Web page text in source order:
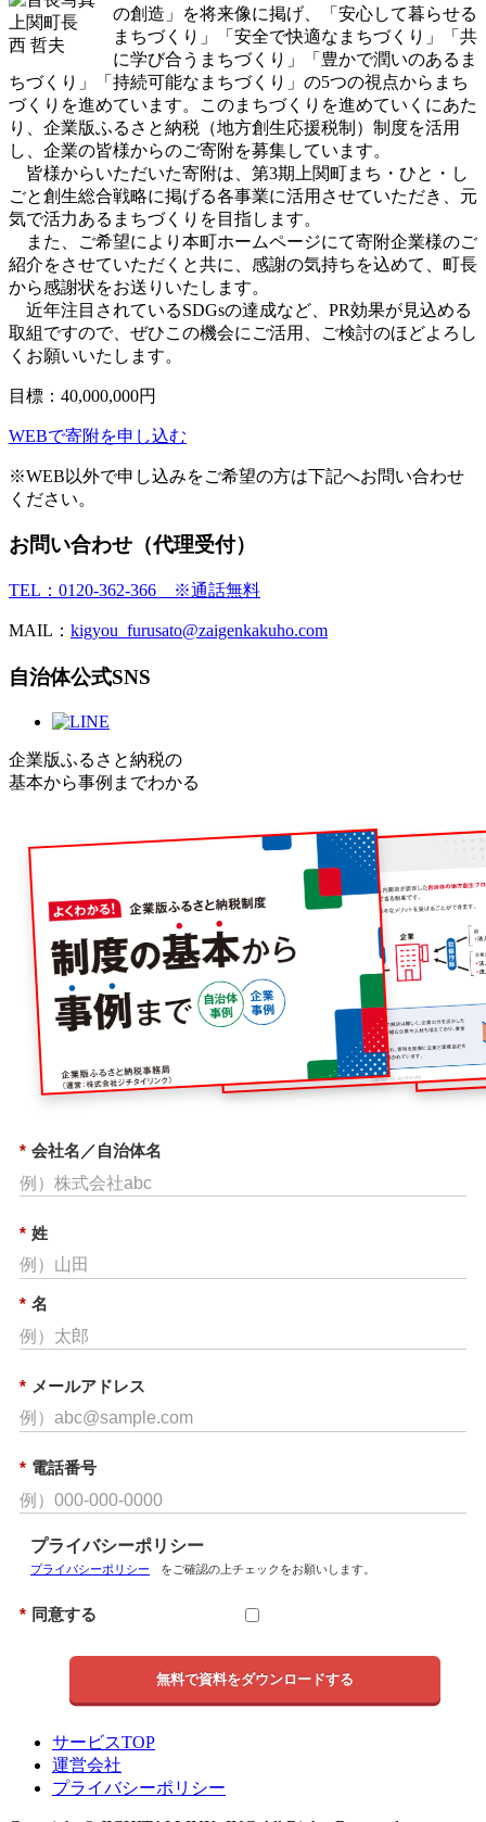
上関町長
西 哲夫
の創造」を将来像に掲げ、「安心して暮らせる
まちづくり」「安全で快適なまちづくり」「共
に学び合うまちづくり」「豊かで潤いのあるま
ちづくり」「持続可能なまちづくり」の5つの視点からまち
づくりを進めています。このまちづくりを進めていくにあた
り、企業版ふるさと納税（地方創生応援税制）制度を活用
し、企業の皆様からのご寄附を募集しています。
皆様からいただいた寄附は、第3期上関町まち・ひと・し
ごと創生総合戦略に掲げる各事業に活用させていただき、元
気で活力あるまちづくりを目指します。
また、ご希望により本町ホームページにて寄附企業様のご
紹介をさせていただくと共に、感謝の気持ちを込めて、町長
から感謝状をお送りいたします。
近年注目されているSDGsの達成など、PR効果が見込める
取組ですので、ぜひこの機会にご活用、ご検討のほどよろし
くお願いいたします。
目標： 40,000,000円
WEBで寄附を申し込む
※WEB以外で申し込みをご希望の方は下記へお問い合わせ
ください。
お問い合わせ（代理受付）
TEL：0120-362-366 ※通話無料
MAIL： kigyou_furusato@zaigenkakuho.com
自治体公式SNS
企業版ふるさと納税の
基本から事例までわかる
* 会社名／自治体名
* 姓
* 名
* メールアドレス
* 電話番号
プライバシーポリシー
プライバシーポリシー をご確認の上チェックをお願いします。
* 同意する
無料で資料をダウンロードする
サービスTOP
運営会社
プライバシーポリシー